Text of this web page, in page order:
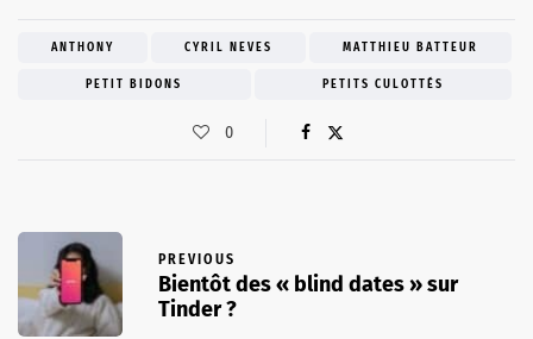
ANTHONY CYRIL NEVES MATTHIEU BATTEUR
PETIT BIDONS PETITS CULOTTÉS
0
PREVIOUS
Bientôt des « blind dates » sur
Tinder ?